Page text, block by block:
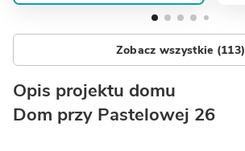
Zobacz wszystkie (113)
Opis projektu domu
Dom przy Pastelowej 26